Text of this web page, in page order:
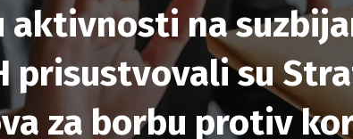
na
prisustvovali su
za borbu protiv